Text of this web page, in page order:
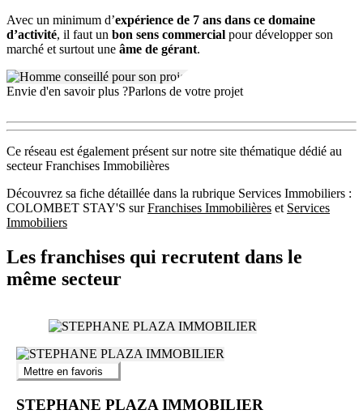
Avec un minimum d’expérience de 7 ans dans ce domaine
d’activité, il faut un bon sens commercial pour développer son
marché et surtout une âme de gérant.
Envie d'en savoir plus ?Parlons de votre projet
Ce réseau est également présent sur notre site thématique dédié au
secteur Franchises Immobilières
Découvrez sa fiche détaillée dans la rubrique Services Immobiliers :
COLOMBET STAY'S surFranchises Immobilières et Services
Immobiliers
Les franchises qui recrutent dans le
même secteur
Mettre en favoris
STEPHANE PLAZA IMMOBILIER